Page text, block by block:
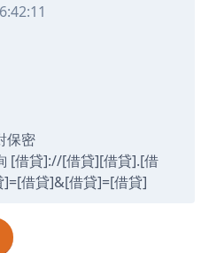
保密
[借貸]://[借貸][借貸].[借
借貸]&[借貸]=[借貸]